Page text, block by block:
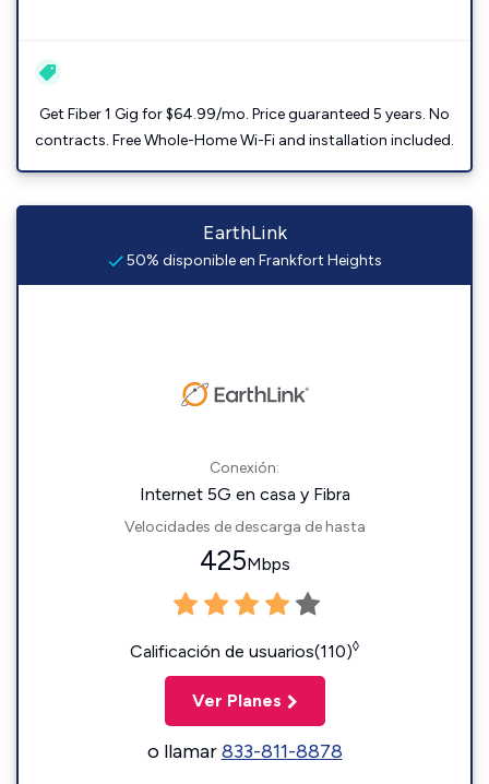
Get Fiber 1 Gig for $64.99/mo. Price guaranteed 5 years. No
contracts. Free Whole-Home Wi-Fi and installation included.
EarthLink
50% disponible en Frankfort Heights
Conexión:
Internet 5G en casa y Fibra
Velocidades de descarga de hasta
425Mbps
Calificación de usuarios(110)◊
Ver Planes
o llamar833-811-8878